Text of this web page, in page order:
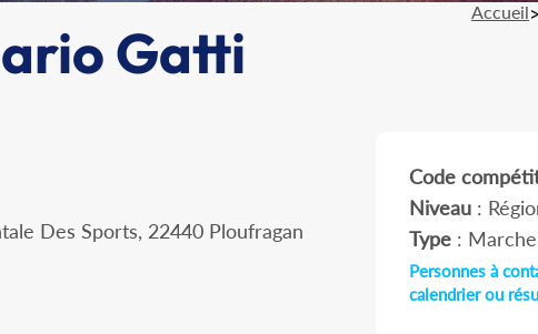
Accueil>
Gatti
Des Sports, 22440 Ploufragan
Code
Niveau:
Type: Marche
Personnes à
calendrier ou